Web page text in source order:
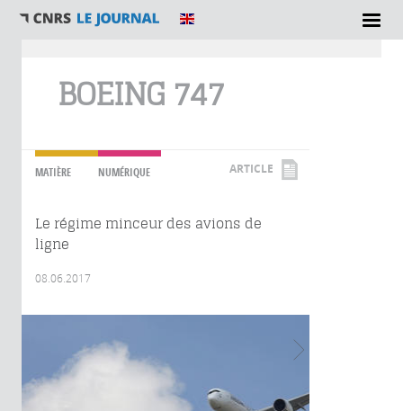
BOEING 747
MATIÈRE NUMÉRIQUE ARTICLE
Le régime minceur des avions de
ligne
08.06.2017